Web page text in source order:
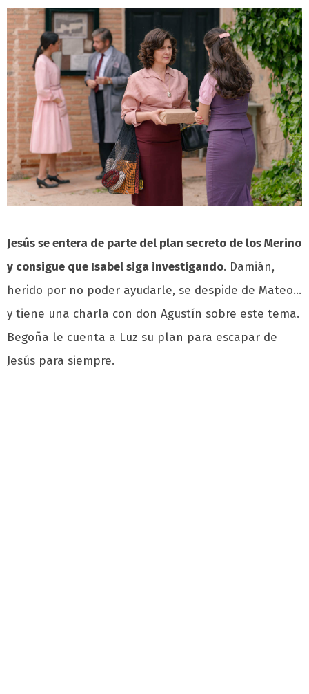
Jesús se entera de parte del plan secreto de los Merino
y consigue que Isabel siga investigando. Damián,
herido por no poder ayudarle, se despide de Mateo…
y tiene una charla con don Agustín sobre este tema.
Begoña le cuenta a Luz su plan para escapar de
Jesús para siempre.